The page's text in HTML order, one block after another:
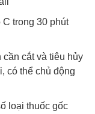
trong 30 phút
cắt và tiêu hủy
có thể chủ động
loại thuốc gốc